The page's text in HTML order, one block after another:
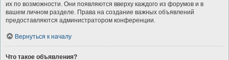
их по возможности. Они появляются вверху каждого из форумов и в
вашем личном разделе. Права на создание важных объявлений
предоставляются администратором конференции.
Вернуться к началу
Что такое объявления?